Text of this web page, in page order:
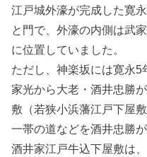
江戸城外濠が完成した寛
と門で、外濠の内側は武
に位置していました。
ただし、神楽坂には寛永5
家光から大老・酒井忠勝
敷（若狭小浜藩江戸下屋
一帯の道などを酒井忠勝
酒井家江戸牛込下屋敷は